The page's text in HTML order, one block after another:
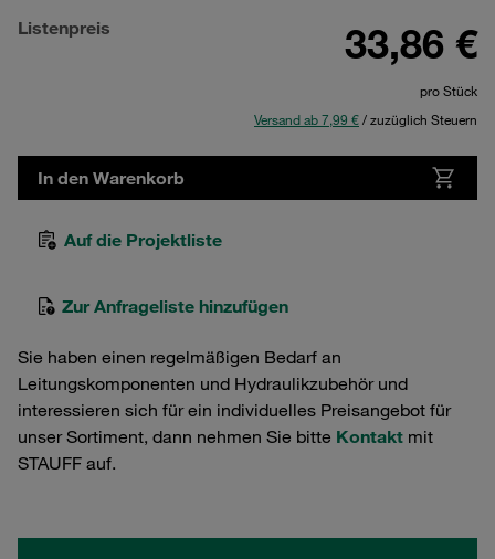
Listenpreis 33,86 €
pro Stück
Versand ab 7,99 €/ zuzüglich Steuern
In den Warenkorb
Auf die Projektliste
Zur Anfrageliste hinzufügen
Sie haben einen regelmäßigen Bedarf an
Leitungskomponenten und Hydraulikzubehör und
interessieren sich für ein individuelles Preisangebot für
unser Sortiment, dann nehmen Sie bitte Kontakt mit
STAUFF auf.